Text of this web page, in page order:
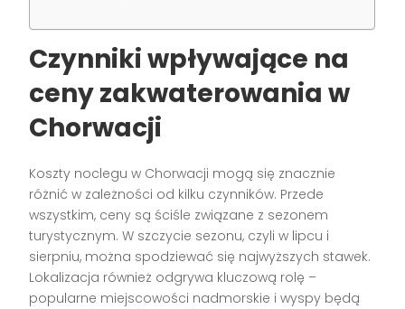
Czynniki wpływające na
ceny zakwaterowania w
Chorwacji
Koszty noclegu w Chorwacji mogą się znacznie
różnić w zależności od kilku czynników. Przede
wszystkim, ceny są ściśle związane z sezonem
turystycznym. W szczycie sezonu, czyli w lipcu i
sierpniu, można spodziewać się najwyższych stawek.
Lokalizacja również odgrywa kluczową rolę –
popularne miejscowości nadmorskie i wyspy będą